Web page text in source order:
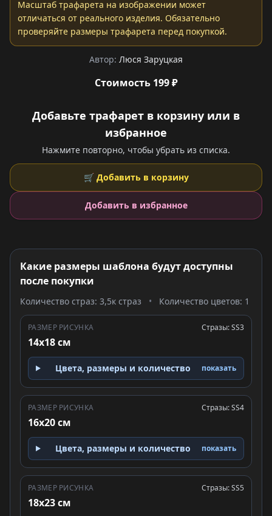
Масштаб трафарета на изображении может
отличаться от реального изделия. Обязательно
проверяйте размеры трафарета перед покупкой.
Автор: Люся Заруцкая
Стоимость 199 ₽
Добавьте трафарет в корзину или в
избранное
Нажмите повторно, чтобы убрать из списка.
🛒 Добавить в корзину
Добавить в избранное
Какие размеры шаблона будут доступны
после покупки
Количество страз: 3,5к страз • Количество цветов: 1
РАЗМЕР РИСУНКА
14x18 см
Стразы: SS3
Цвета, размеры и количество показать
РАЗМЕР РИСУНКА
16x20 см
Стразы: SS4
Цвета, размеры и количество показать
РАЗМЕР РИСУНКА
18x23 см
Стразы: SS5